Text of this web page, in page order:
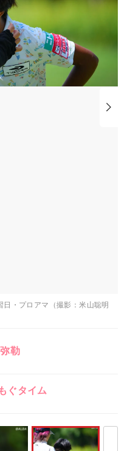
日・プロアマ（撮影：米山聡明
勒
ぐタイム